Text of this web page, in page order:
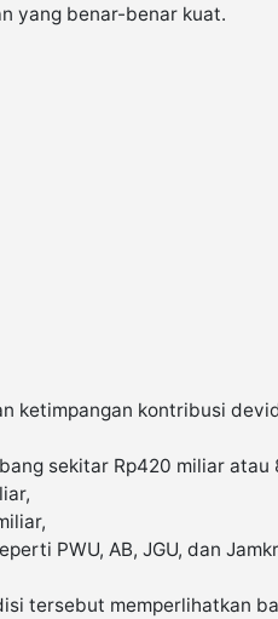
yang benar-benar kuat.
ketimpangan kontribusi
sekitar Rp420 miliar
PWU, AB, JGU, dan
tersebut memperlihatkan